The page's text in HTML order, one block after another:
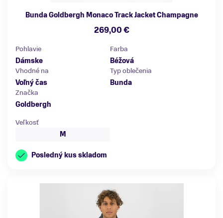
Bunda Goldbergh Monaco Track Jacket Champagne
269,00 €
Pohlavie
Dámske
Farba
Béžová
Vhodné na
Voľný čas
Typ oblečenia
Bunda
Značka
Goldbergh
Veľkosť
M
Posledný kus skladom